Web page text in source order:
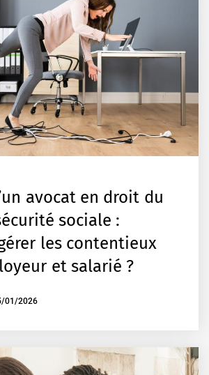
avocat en droit du
sociale :
les contentieux
et salarié ?
01/2026